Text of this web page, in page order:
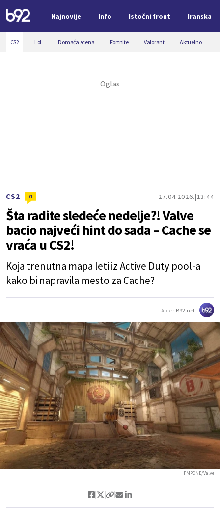
Najnovije Info Istočni front Iranska
Nova vest
CS2 LoL Domaća scena Fortnite Valorant Aktuelno
CS2 0 27.04.2026. 13:44
Šta radite sledeće nedelje?! Valve
bacio najveći hint do sada – Cache se
vraća u CS2!
Koja trenutna mapa leti iz Active Duty pool-a
kako bi napravila mesto za Cache?
Autor:B92.net
FMPONE/Valve